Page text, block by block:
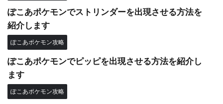
ぽこあポケモンでストリンダーを出現させる方法を
紹介します
ぽこあポケモン攻略
ぽこあポケモンでピッピを出現させる方法を紹介し
ます
ぽこあポケモン攻略